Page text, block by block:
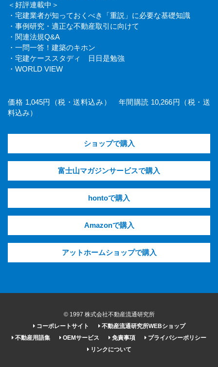
＜好評連載中＞
・宅建業者が知っておくべき「重説」に必要な基礎知識
・事例研究・適正な不動産取引に向けて
・関連法規Q&A
・一問一答！建築のキホン
・宅建ケーススタディ 日日是勉強
・WORLD VIEW
価格 1,045円（税・送料込み） 年間購読 10,266円（税・送
料込み）
ショップで購入
富士山マガジンサービスで購入
hontoで購入
Amazonで購入
アットホームショップで購入
© 1997 株式会社不動産流通研究所
コーポレートサイト
不動産流通研究所WEBショップ
不動産用語集
OEMサービス 免責事項
プライバシーポリシー
リンクについて